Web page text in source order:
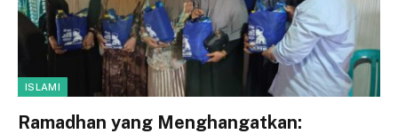
ISLAMI
Ramadhan yang Menghangatkan: